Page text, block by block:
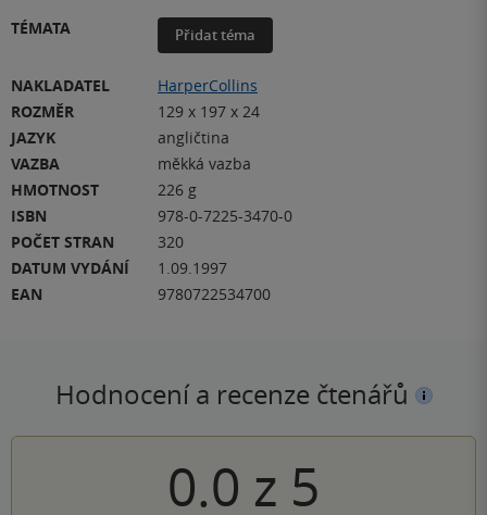
TÉMATA
Přidat téma
NAKLADATEL
HarperCollins
ROZMĚR
129 x 197 x 24
JAZYK
angličtina
VAZBA
měkká vazba
HMOTNOST
226 g
ISBN
978-0-7225-3470-0
POČET STRAN
320
DATUM VYDÁNÍ
1.09.1997
EAN
9780722534700
Hodnocení a recenze čtenářů
0.0 z 5